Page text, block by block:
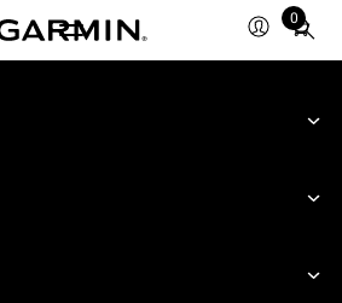
0
Total
items
cart: